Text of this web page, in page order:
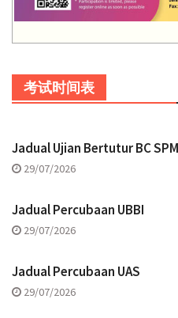
考试时间表
Jadual Ujian Bertutur BC SPM
29/07/2026
Jadual Percubaan UBBI
29/07/2026
Jadual Percubaan UAS
29/07/2026